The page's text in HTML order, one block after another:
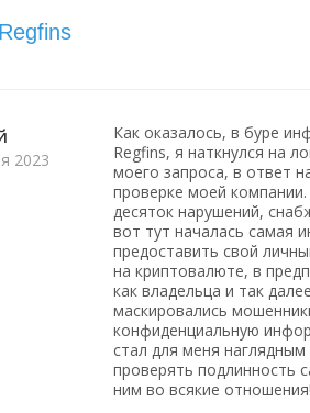
Regfins
2023
Как оказалось, в буре
Regfins, я наткнулся на
моего запроса, в ответ
проверке моей
десяток нарушений,
вот тут началась самая
предоставить свой
на криптовалюте, в
как владельца и так
маскировались
конфиденциальную
стал для меня
проверять подлинность
ним во всякие отношения!